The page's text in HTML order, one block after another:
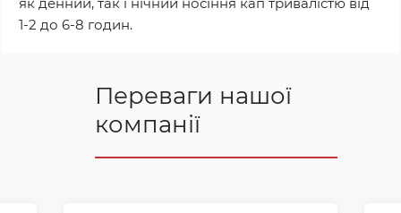
1-2 до 6-8 годин.
Переваги нашої
компанії